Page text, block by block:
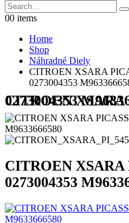
00 items
Home
Shop
Náhradné Diely
CITROEN XSARA
0273004353
CITROEN XSARA PICASSO RJ ABS
CITROEN XSARA
0273004353